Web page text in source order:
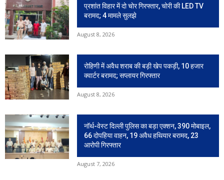
प्रशांत विहार में दो चोर गिरफ्तार, चोरी की LED TV
बरामद; 4 मामले सुलझे
August 8, 2026
रोहिणी में अवैध शराब की बड़ी खेप पकड़ी, 10 हजार
क्वार्टर बरामद; सप्लायर गिरफ्तार
August 8, 2026
नॉर्थ-वेस्ट दिल्ली पुलिस का बड़ा एक्शन, 390 मोबाइल,
66 दोपहिया वाहन, 19 अवैध हथियार बरामद, 23
आरोपी गिरफ्तार
August 7, 2026